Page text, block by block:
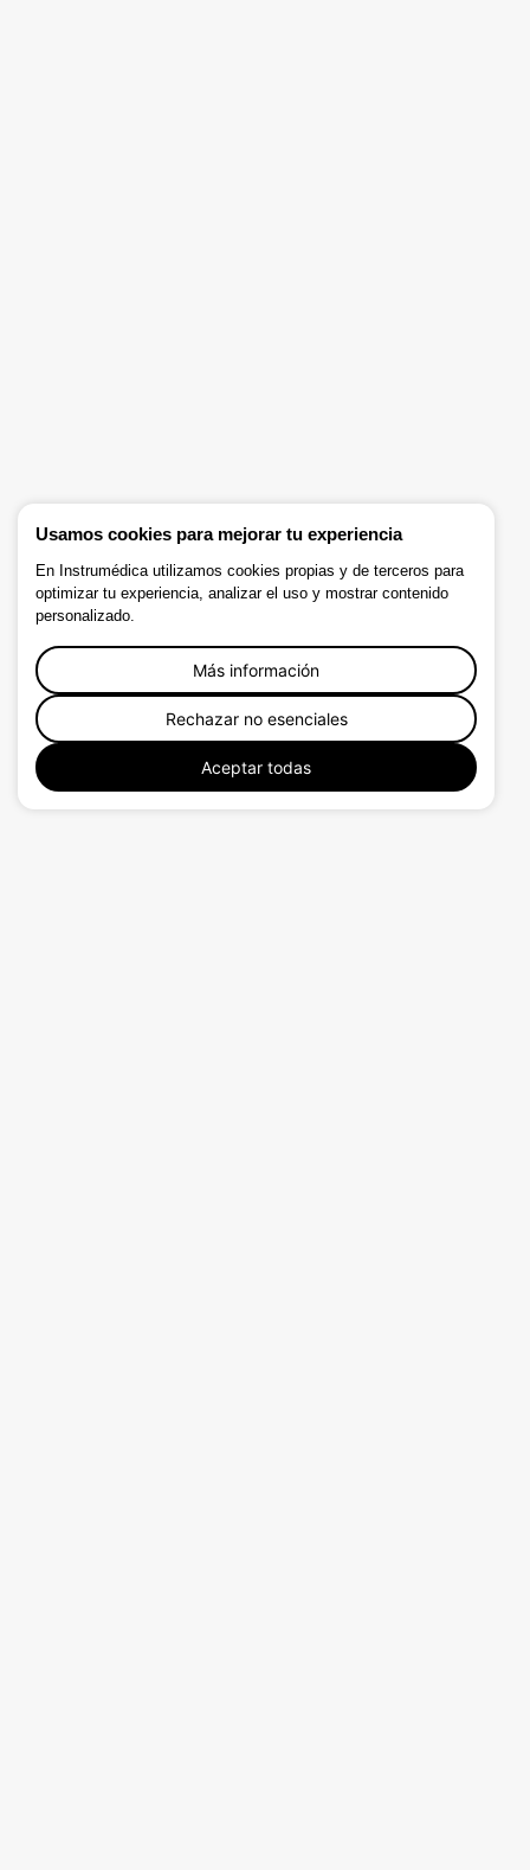
Usamos cookies para mejorar tu experiencia
En Instrumédica utilizamos cookies propias y de terceros para
optimizar tu experiencia, analizar el uso y mostrar contenido
personalizado.
Más información
Rechazar no esenciales
Aceptar todas